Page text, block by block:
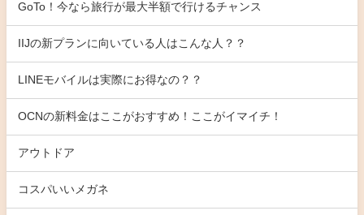
GoTo！今なら旅行が最大半額で行けるチャンス
IIJの新プランに向いている人はこんな人？？
LINEモバイルは実際にお得なの？？
OCNの新料金はここがおすすめ！ここがイマイチ！
アウトドア
コスパいいメガネ